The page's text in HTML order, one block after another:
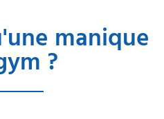
manique
?